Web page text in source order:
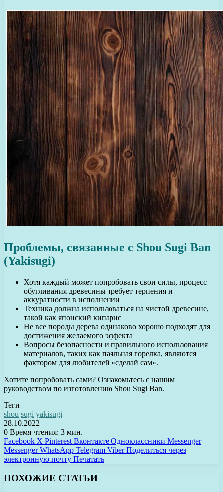
Проблемы, связанные с Shou Sugi Ban
(Yakisugi)
Хотя каждый может попробовать свои силы, процесс
обугливания древесины требует терпения и
аккуратности в исполнении
Техника должна использоваться на чистой древесине,
такой как японский кипарис
Не все породы дерева одинаково хорошо подходят для
достижения желаемого эффекта
Вопросы безопасности и правильного использования
материалов, таких как паяльная горелка, являются
фактором для любителей «сделай сам».
Хотите попробовать сами? Ознакомьтесь с нашим
руководством по изготовлению Shou Sugi Ban.
Теги
shou sugi yakisugi
28.10.2022
0 Время чтения: 3 мин.
Facebook X Pinterest Вконтакте Одноклассники Messenger
Messenger WhatsApp Telegram Viber Поделиться через
электронную почту Печатать
ПОХОЖИЕ СТАТЬИ